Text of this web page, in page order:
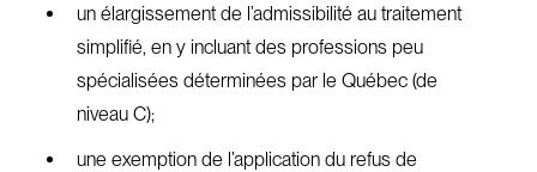
un élargissement de l’admissibilité au traitement
simplifié, en y incluant des professions peu
spécialisées déterminées par le Québec (de
niveau C);
une exemption de l’application du refus de